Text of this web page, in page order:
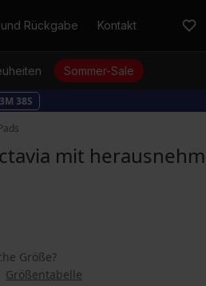
Rückgabe Kontakt
Sommer-Sale
M 37S
mit
Größe?
Größentabelle